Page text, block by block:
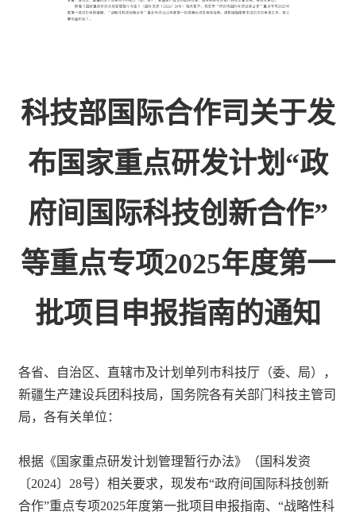
科技部国际合作司关于发
布国家重点研发计划“政
府间国际科技创新合作”
等重点专项2025年度第一
批项目申报指南的通知
各省、自治区、直辖市及计划单列市科技厅（委、局），
新疆生产建设兵团科技局，国务院各有关部门科技主管司
局，各有关单位：
根据《国家重点研发计划管理暂行办法》（国科发资
〔2024〕28号）相关要求，现发布“政府间国际科技创新
合作”重点专项2025年度第一批项目申报指南、“战略性科